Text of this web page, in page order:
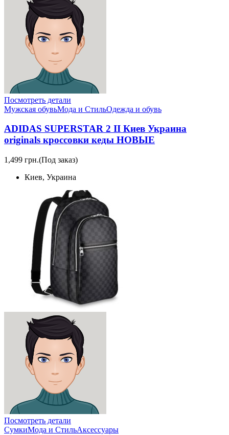
Посмотреть детали
Мужская обувьМода и СтильОдежда и обувь
ADIDAS SUPERSTAR 2 II Киев Украина
originals кроссовки кеды НОВЫЕ
1,499 грн.(Под заказ)
Киев, Украина
Посмотреть детали
СумкиМода и СтильАксессуары